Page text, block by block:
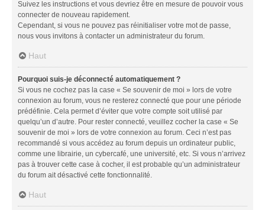
Suivez les instructions et vous devriez être en mesure de pouvoir vous
connecter de nouveau rapidement.
Cependant, si vous ne pouvez pas réinitialiser votre mot de passe,
nous vous invitons à contacter un administrateur du forum.
Haut
Pourquoi suis-je déconnecté automatiquement ?
Si vous ne cochez pas la case « Se souvenir de moi » lors de votre
connexion au forum, vous ne resterez connecté que pour une période
prédéfinie. Cela permet d’éviter que votre compte soit utilisé par
quelqu’un d’autre. Pour rester connecté, veuillez cocher la case « Se
souvenir de moi » lors de votre connexion au forum. Ceci n’est pas
recommandé si vous accédez au forum depuis un ordinateur public,
comme une librairie, un cybercafé, une université, etc. Si vous n’arrivez
pas à trouver cette case à cocher, il est probable qu’un administrateur
du forum ait désactivé cette fonctionnalité.
Haut